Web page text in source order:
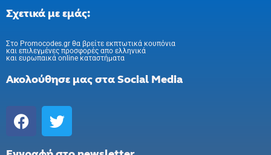
Σχετικά με εμάς:
Στo Promocodes.gr θα βρείτε εκπτωτικά κουπόνια
και επιλεγμένες προσφορές απο ελληνικά
και ευρωπαικά online καταστήματα
Ακολούθησε μας στα Social Media